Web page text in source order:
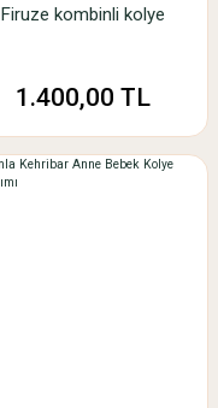
Firuze kombinli kolye
1.400,00 TL